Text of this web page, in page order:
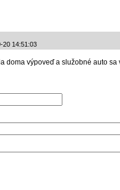
20 14:51:03
doma výpoveď a služobné auto sa